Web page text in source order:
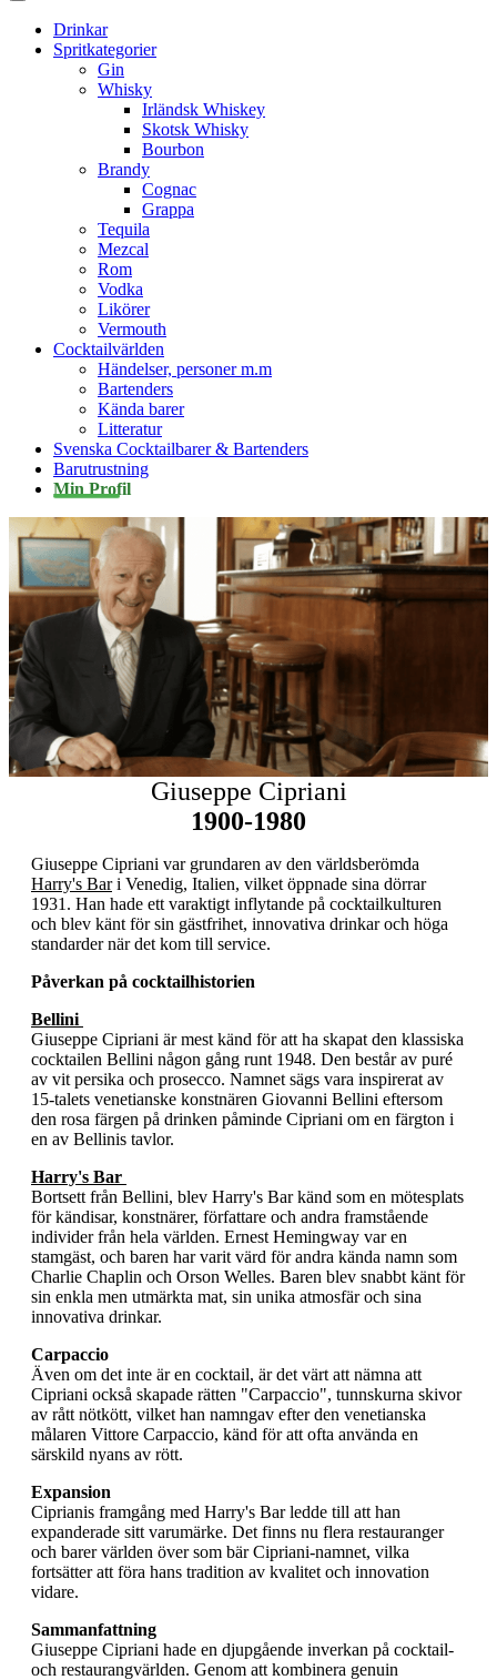
Drinkar
Spritkategorier
Gin
Whisky
Irländsk Whiskey
Skotsk Whisky
Bourbon
Brandy
Cognac
Grappa
Tequila
Mezcal
Rom
Vodka
Likörer
Vermouth
Cocktailvärlden
Händelser, personer m.m
Bartenders
Kända barer
Litteratur
Svenska Cocktailbarer & Bartenders
Barutrustning
Min Profil
Giuseppe Cipriani
1900-1980
Giuseppe Cipriani var grundaren av den världsberömda
Harry's Bari Venedig, Italien, vilket öppnade sina dörrar
1931. Han hade ett varaktigt inflytande på cocktailkulturen
och blev känt för sin gästfrihet, innovativa drinkar och höga
standarder när det kom till service.
Påverkan på cocktailhistorien
Bellini
Giuseppe Cipriani är mest känd för att ha skapat den klassiska
cocktailen Bellini någon gång runt 1948. Den består av puré
av vit persika och prosecco. Namnet sägs vara inspirerat av
15-talets venetianske konstnären Giovanni Bellini eftersom
den rosa färgen på drinken påminde Cipriani om en färgton i
en av Bellinis tavlor.
Harry's Bar
Bortsett från Bellini, blev Harry's Bar känd som en mötesplats
för kändisar, konstnärer, författare och andra framstående
individer från hela världen. Ernest Hemingway var en
stamgäst, och baren har varit värd för andra kända namn som
Charlie Chaplin och Orson Welles. Baren blev snabbt känt för
sin enkla men utmärkta mat, sin unika atmosfär och sina
innovativa drinkar.
Carpaccio
Även om det inte är en cocktail, är det värt att nämna att
Cipriani också skapade rätten "Carpaccio", tunnskurna skivor
av rått nötkött, vilket han namngav efter den venetianska
målaren Vittore Carpaccio, känd för att ofta använda en
särskild nyans av rött.
Expansion
Ciprianis framgång med Harry's Bar ledde till att han
expanderade sitt varumärke. Det finns nu flera restauranger
och barer världen över som bär Cipriani-namnet, vilka
fortsätter att föra hans tradition av kvalitet och innovation
vidare.
Sammanfattning
Giuseppe Cipriani hade en djupgående inverkan på cocktail-
och restaurangvärlden. Genom att kombinera genuin